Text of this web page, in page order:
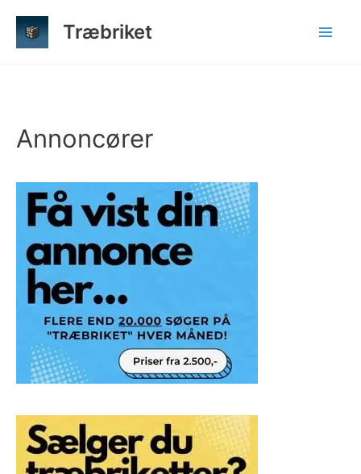
Træbriket
Annoncører